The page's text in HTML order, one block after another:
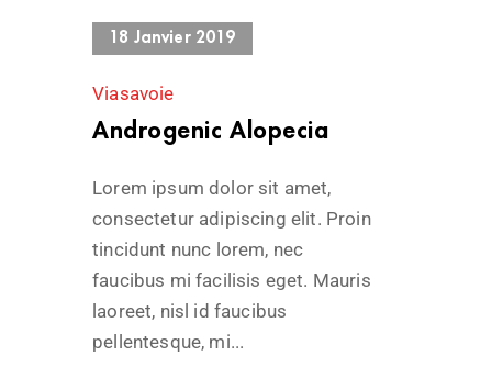
18 Janvier 2019
Viasavoie
Androgenic Alopecia
Lorem ipsum dolor sit amet,
consectetur adipiscing elit. Proin
tincidunt nunc lorem, nec
faucibus mi facilisis eget. Mauris
laoreet, nisl id faucibus
pellentesque, mi...